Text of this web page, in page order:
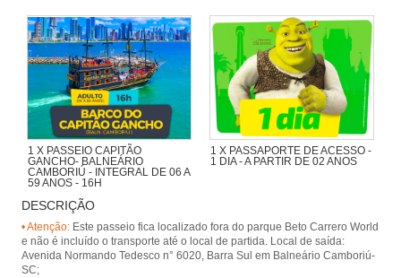
1 X PASSEIO CAPITÃO
GANCHO- BALNEÁRIO
CAMBORIÚ - INTEGRAL DE 06 A
59 ANOS - 16H
Navegando pela Orla de BC,
desembarcando na Praia de
Laranjeiras, com presença animada
de piratas.
1 X PASSAPORTE DE ACESSO -
1 DIA - A PARTIR DE 02 ANOS
DESCRIÇÃO
• Atenção: Este passeio fica localizado fora do parque Beto Carrero World
e não é incluído o transporte até o local de partida. Local de saída:
Avenida Normando Tedesco n° 6020, Barra Sul em Balneário Camboriú-
SC;